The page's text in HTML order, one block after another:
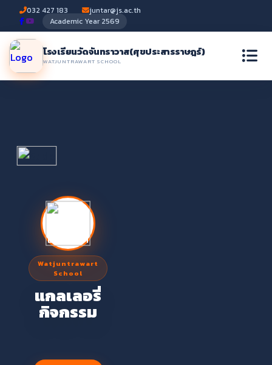
032 427 183
juntar@js.ac.th
Academic Year 2569
โรงเรียนวัดจันทราวาส(ศุขประสารราษฎร์)
WATJUNTRAWART SCHOOL
Watjuntrawart
School
แกลเลอรี่
กิจกรรม
Watjuntrawart School
โรงเรียนวัดจันทรา
วาส
(ศุขประสารราษฎร์)